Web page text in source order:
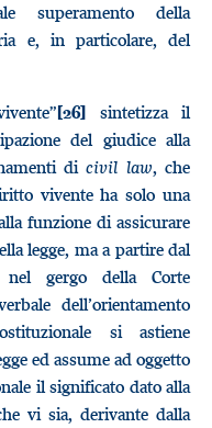
superamento della
e, in particolare, del
[26] sintetizza il
del giudice alla
dicivil law, che
vivente ha solo una
funzione di assicurare
legge, ma a partire dal
nel gergo della Corte
dell’orientamento
si astiene
ed assume ad oggetto
il significato dato alla
vi sia, derivante dalla